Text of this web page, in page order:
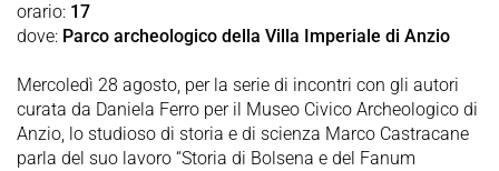
orario: 17
dove: Parco archeologico della Villa Imperiale di Anzio
Mercoledì 28 agosto, per la serie di incontri con gli autori
curata da Daniela Ferro per il Museo Civico Archeologico di
Anzio, lo studioso di storia e di scienza Marco Castracane
parla del suo lavoro “Storia di Bolsena e del Fanum